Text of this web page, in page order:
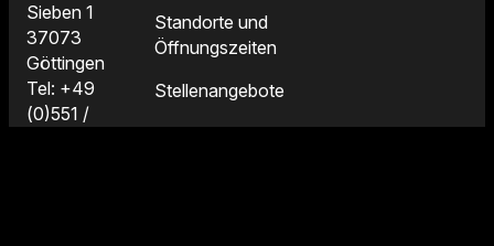
Sieben 1
37073
Göttingen
Tel: +49
(0)551 /
Standorte und
Öffnungszeiten
Stellenangebote